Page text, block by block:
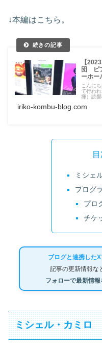
↓本編はこちら。
【
団 ピ
ーホー
こんに
て行わ
揮）読響
iriko-kombu-blog.com
ミシェ
プログ
プロ
チケ
ブログと連携した
記事の更新情報な
フォローで最新情
ミシェル・カミロ